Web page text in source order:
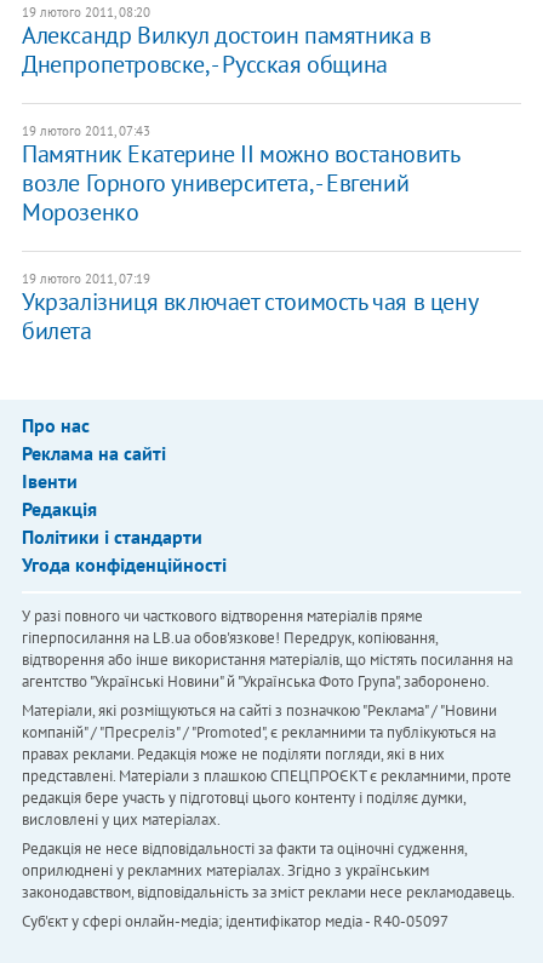
19 лютого 2011, 08:20
Александр Вилкул достоин памятника в
Днепропетровске, - Русская община
19 лютого 2011, 07:43
Памятник Екатерине II можно востановить
возле Горного университета, - Евгений
Морозенко
19 лютого 2011, 07:19
Укрзалізниця включает стоимость чая в цену
билета
Про нас
Реклама на сайті
Івенти
Редакція
Політики і стандарти
Угода конфіденційності
У разі повного чи часткового відтворення матеріалів пряме
гіперпосилання на LB.ua обов'язкове! Передрук, копіювання,
відтворення або інше використання матеріалів, що містять посилання на
агентство "Українськi Новини" й "Українська Фото Група", заборонено.
Матеріали, які розміщуються на сайті з позначкою "Реклама" / "Новини
компаній" / "Пресреліз" / "Promoted", є рекламними та публікуються на
правах реклами. Редакція може не поділяти погляди, які в них
представлені. Матеріали з плашкою СПЕЦПРОЄКТ є рекламними, проте
редакція бере участь у підготовці цього контенту і поділяє думки,
висловлені у цих матеріалах.
Редакція не несе відповідальності за факти та оціночні судження,
оприлюднені у рекламних матеріалах. Згідно з українським
законодавством, відповідальність за зміст реклами несе рекламодавець.
Cуб'єкт у сфері онлайн-медіа; ідентифікатор медіа - R40-05097